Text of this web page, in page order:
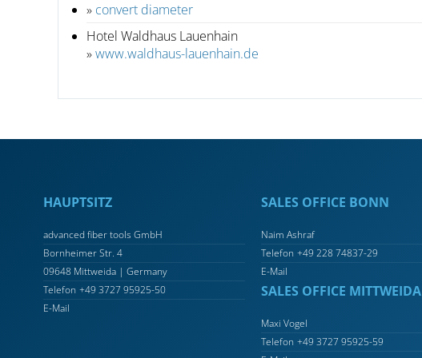
» convert diameter
Hotel Waldhaus Lauenhain
»www.waldhaus-lauenhain.de
HAUPTSITZ
advanced fiber tools GmbH
Bornheimer Str. 4
09648 Mittweida | Germany
Telefon +49 3727 95925-50
E-Mail
SALES OFFICE BONN
Naim Ashraf
Telefon +49 228 74837-29
E-Mail
SALES OFFICE MITTWEIDA
Maxi Vogel
Telefon +49 3727 95925-59